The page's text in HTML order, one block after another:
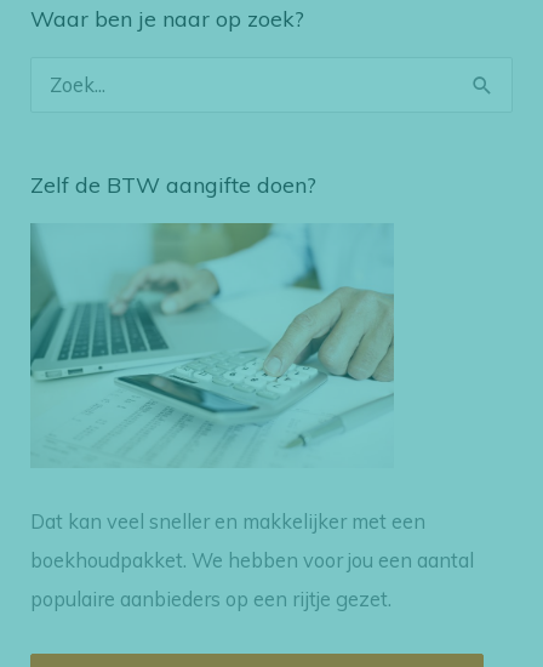
Waar ben je naar op zoek?
a
r
Zelf de BTW aangifte doen?
Dat kan veel sneller en makkelijker met een
boekhoudpakket. We hebben voor jou een aantal
populaire aanbieders op een rijtje gezet.